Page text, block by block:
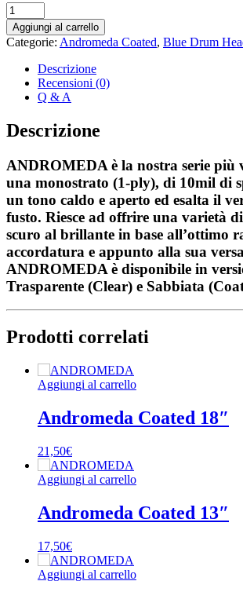
Andromeda
Coated
12"
quantità
Aggiungi al carrello
Categorie: Andromeda Coated, Blue Drum
Descrizione
Recensioni (0)
Q & A
Descrizione
ANDROMEDA è la nostra serie più
una monostrato (1-ply), di 10mil di
un tono caldo e aperto ed esalta il
fusto. Riesce ad offrire una varietà
scuro al brillante in base all’ottimo
accordatura e appunto alla sua
ANDROMEDA è disponibile in
Trasparente (Clear) e Sabbiata
Prodotti correlati
Aggiungi al carrello
Andromeda Coated 18″
21,50€
Aggiungi al carrello
Andromeda Coated 13″
17,50€
Aggiungi al carrello